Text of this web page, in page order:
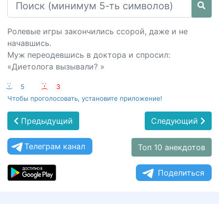
Ролевые игры закончились ссорой, даже и не
начавшись.
Муж переодевшись в доктора и спросил:
«Диетолога вызывали? »
:-) 5 :-(
3
Чтобы проголосовать, установите приложение!
Предыдущий Следующий
Телеграм канал Топ 10 анекдотов
Поделиться